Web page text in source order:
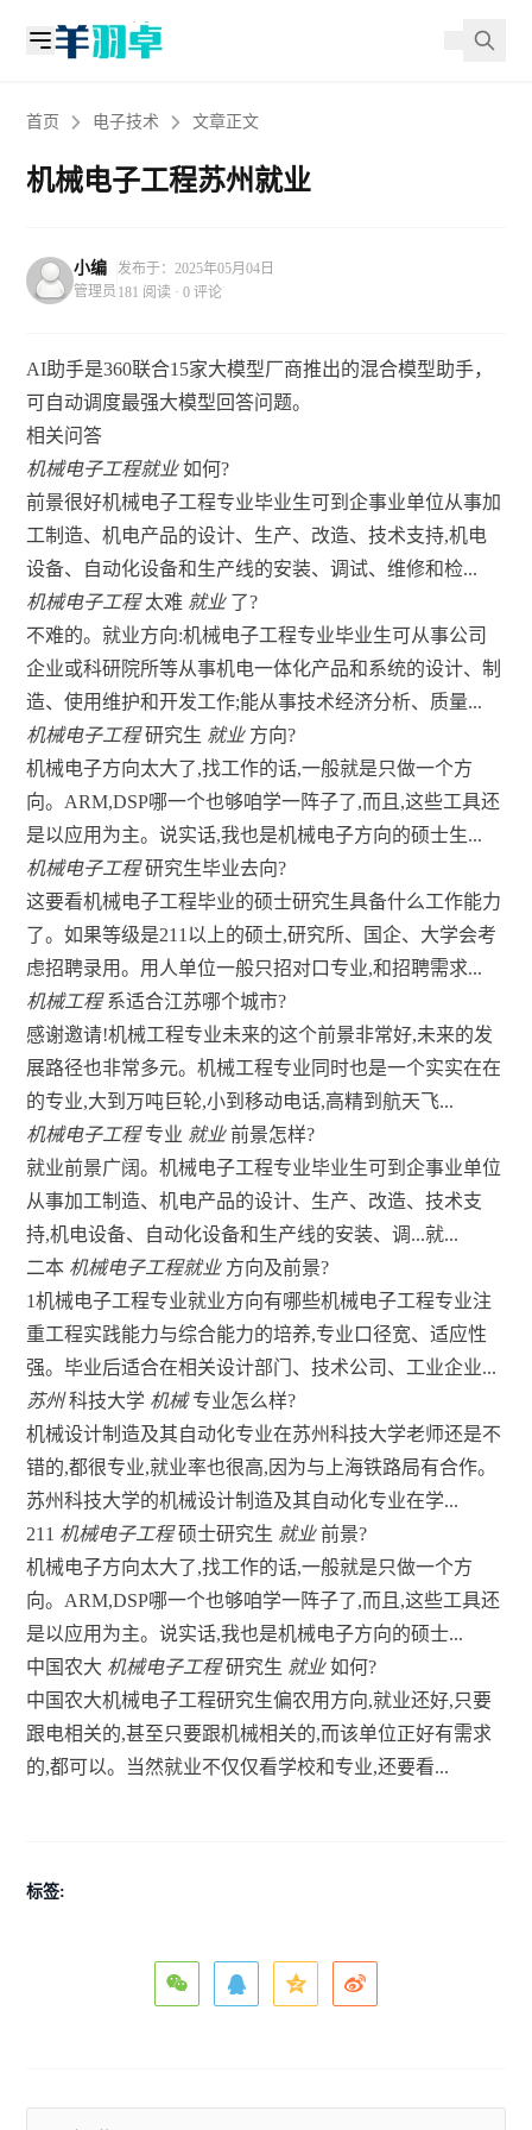
首页 电子技术 文章正文
机械电子工程苏州就业
小编
管理员
发布于：2025年05月04日
181 阅读 · 0 评论
AI助手是360联合15家大模型厂商推出的混合模型助手，
可自动调度最强大模型回答问题。
相关问答
机械电子工程就业如何?
前景很好机械电子工程专业毕业生可到企事业单位从事加
工制造、机电产品的设计、生产、改造、技术支持,机电
设备、自动化设备和生产线的安装、调试、维修和检...
机械电子工程太难 就业 了?
不难的。就业方向:机械电子工程专业毕业生可从事公司
企业或科研院所等从事机电一体化产品和系统的设计、制
造、使用维护和开发工作;能从事技术经济分析、质量...
机械电子工程研究生 就业 方向?
机械电子方向太大了,找工作的话,一般就是只做一个方
向。ARM,DSP哪一个也够咱学一阵子了,而且,这些工具还
是以应用为主。说实话,我也是机械电子方向的硕士生...
机械电子工程研究生毕业去向?
这要看机械电子工程毕业的硕士研究生具备什么工作能力
了。如果等级是211以上的硕士,研究所、国企、大学会考
虑招聘录用。用人单位一般只招对口专业,和招聘需求...
机械工程系适合江苏哪个城市?
感谢邀请!机械工程专业未来的这个前景非常好,未来的发
展路径也非常多元。机械工程专业同时也是一个实实在在
的专业,大到万吨巨轮,小到移动电话,高精到航天飞...
机械电子工程专业 就业前景怎样?
就业前景广阔。机械电子工程专业毕业生可到企事业单位
从事加工制造、机电产品的设计、生产、改造、技术支
持,机电设备、自动化设备和生产线的安装、调...就...
二本 机械电子工程就业 方向及前景?
1机械电子工程专业就业方向有哪些机械电子工程专业注
重工程实践能力与综合能力的培养,专业口径宽、适应性
强。毕业后适合在相关设计部门、技术公司、工业企业...
苏州科技大学 机械专业怎么样?
机械设计制造及其自动化专业在苏州科技大学老师还是不
错的,都很专业,就业率也很高,因为与上海铁路局有合作。
苏州科技大学的机械设计制造及其自动化专业在学...
211 机械电子工程硕士研究生 就业前景?
机械电子方向太大了,找工作的话,一般就是只做一个方
向。ARM,DSP哪一个也够咱学一阵子了,而且,这些工具还
是以应用为主。说实话,我也是机械电子方向的硕士...
中国农大 机械电子工程研究生 就业如何?
中国农大机械电子工程研究生偏农用方向,就业还好,只要
跟电相关的,甚至只要跟机械相关的,而该单位正好有需求
的,都可以。当然就业不仅仅看学校和专业,还要看...
标签: